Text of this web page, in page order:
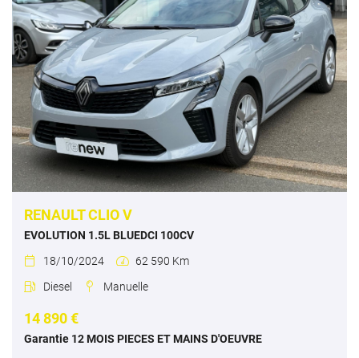
RENAULT CLIO V
EVOLUTION 1.5L BLUEDCI 100CV
 18/10/2024  62 590 Km
 Diesel  Manuelle
14 890 €
Garantie 12 MOIS PIECES ET MAINS D'OEUVRE